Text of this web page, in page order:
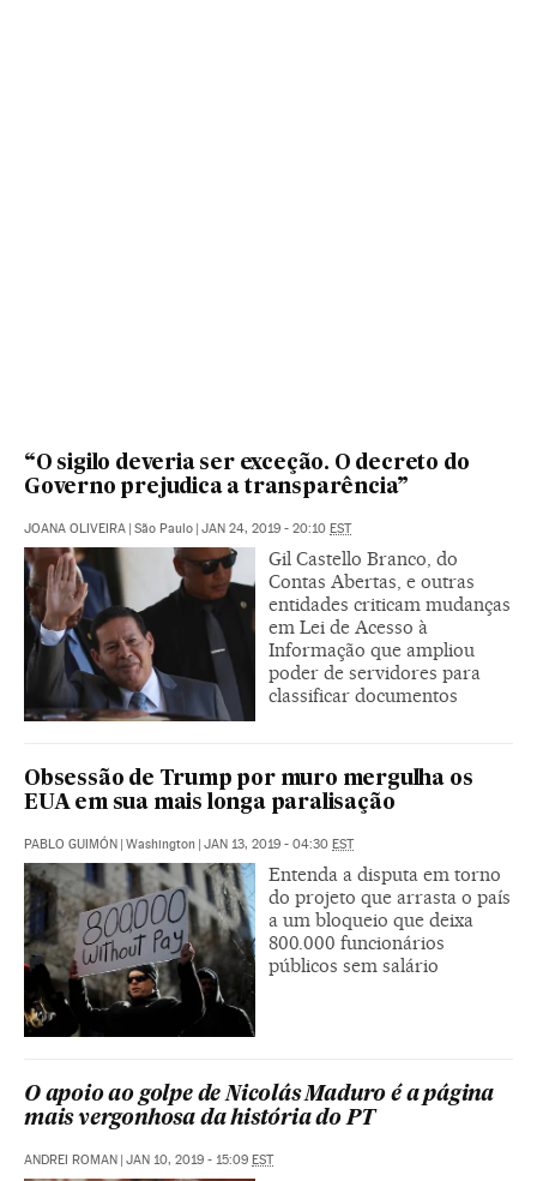
“O sigilo deveria ser exceção. O decreto do
Governo prejudica a transparência”
JOANA OLIVEIRA | São Paulo | JAN 24, 2019 - 20:10 EST
Gil Castello Branco, do
Contas Abertas, e outras
entidades criticam mudanças
em Lei de Acesso à
Informação que ampliou
poder de servidores para
classificar documentos
Obsessão de Trump por muro mergulha os
EUA em sua mais longa paralisação
PABLO GUIMÓN | Washington | JAN 13, 2019 - 04:30 EST
Entenda a disputa em torno
do projeto que arrasta o país
a um bloqueio que deixa
800.000 funcionários
públicos sem salário
O apoio ao golpe de Nicolás Maduro é a página
mais vergonhosa da história do PT
ANDREI ROMAN | JAN 10, 2019 - 15:09 EST